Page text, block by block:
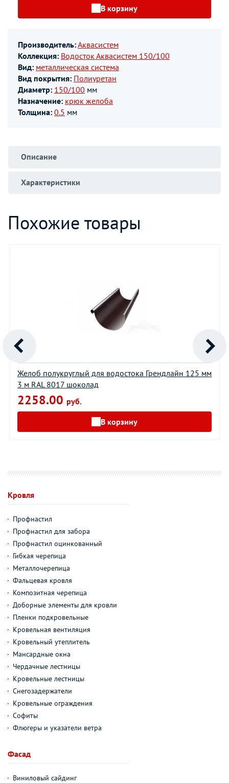
В корзину
Производитель:Аквасистем
Коллекция: Водосток Аквасистем 150/100
Вид: металлическая система
Вид покрытия: Полиуретан
Диаметр: 150/100 мм
Назначение: крюк желоба
Толщина: 0.5 мм
Описание
Характеристики
Похожие товары
Желоб полукруглый для водостока Грендлайн 125 мм
3 м RAL 8017 шоколад
2258.00 руб.
В корзину
Кровля
Профнастил
Профнастил для забора
Профнастил оцинкованный
Гибкая черепица
Металлочерепица
Фальцевая кровля
Композитная черепица
Доборные элементы для кровли
Пленки подкровельные
Кровельная вентиляция
Кровельный утеплитель
Мансардные окна
Чердачные лестницы
Кровельные лестницы
Снегозадержатели
Кровельные ограждения
Софиты
Флюгеры и указатели ветра
Фасад
Виниловый сайдинг